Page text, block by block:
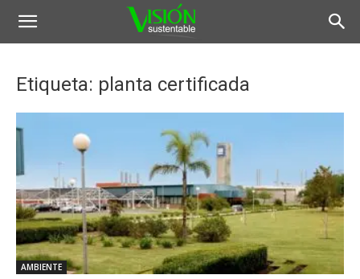
Etiqueta: planta certificada
AMBIENTE